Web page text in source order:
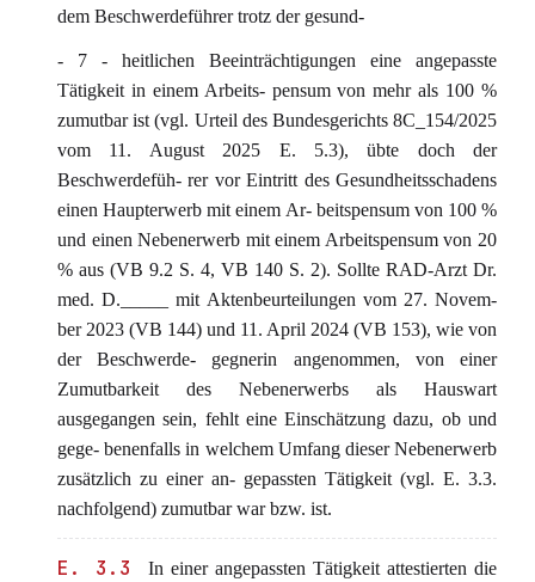
dem Beschwerdeführer trotz der gesund-
- 7 - heitlichen Beeinträchtigungen eine angepasste
Tätigkeit in einem Arbeits- pensum von mehr als 100 %
zumutbar ist (vgl. Urteil des Bundesgerichts 8C_154/2025
vom 11. August 2025 E. 5.3), übte doch der
Beschwerdefüh- rer vor Eintritt des Gesundheitsschadens
einen Haupterwerb mit einem Ar- beitspensum von 100 %
und einen Nebenerwerb mit einem Arbeitspensum von 20
% aus (VB 9.2 S. 4, VB 140 S. 2). Sollte RAD-Arzt Dr.
med. D._____ mit Aktenbeurteilungen vom 27. Novem-
ber 2023 (VB 144) und 11. April 2024 (VB 153), wie von
der Beschwerde- gegnerin angenommen, von einer
Zumutbarkeit des Nebenerwerbs als Hauswart
ausgegangen sein, fehlt eine Einschätzung dazu, ob und
gege- benenfalls in welchem Umfang dieser Nebenerwerb
zusätzlich zu einer an- gepassten Tätigkeit (vgl. E. 3.3.
nachfolgend) zumutbar war bzw. ist.
E. 3.3
In einer angepassten Tätigkeit attestierten die